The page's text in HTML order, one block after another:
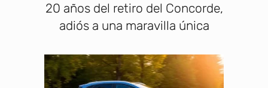
20 años del retiro del Concorde,
adiós a una maravilla única